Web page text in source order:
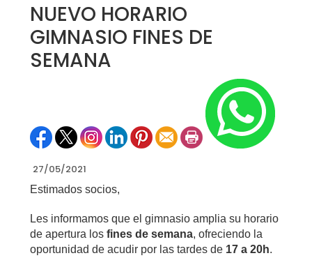
NUEVO HORARIO
GIMNASIO FINES DE
SEMANA
27/05/2021
Estimados socios,
Les informamos que el gimnasio amplia su horario
de apertura losfines de semana, ofreciendo la
oportunidad de acudir por las tardes de 17 a 20h.